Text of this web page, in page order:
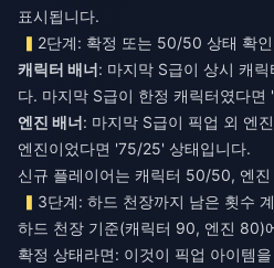
표시됩니다.
2단계: 확정 또는 50/50 상태 확인
캐릭터 배너: 마지막 S급이 상시 캐
다. 마지막 S급이 한정 캐릭터였다
엔진 배너: 마지막 S급이 픽업 외 엔
엔진이었다면 '75/25' 상태입니다.
신규 플레이어는 캐릭터 50/50, 엔
3단계: 하드 천장까지 남은 횟수
하드 천장 기준(캐릭터 90, 엔진 80)
확정 상태라면: 이것이 픽업 아이템